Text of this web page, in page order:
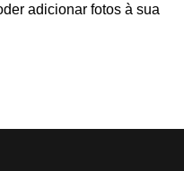
adicionar fotos à sua